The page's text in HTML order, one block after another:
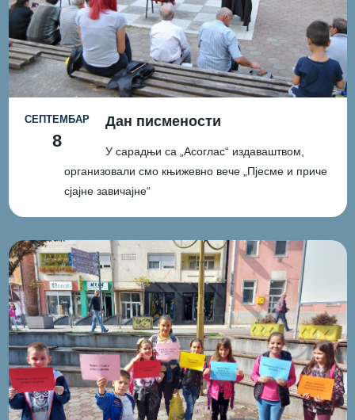
СЕПТЕМБАР
8
Дан писмености
У сарадњи са „Асоглас“ издаваштвом,
организовали смо књижевно вече „Пјесме и приче
сјајне завичајне“